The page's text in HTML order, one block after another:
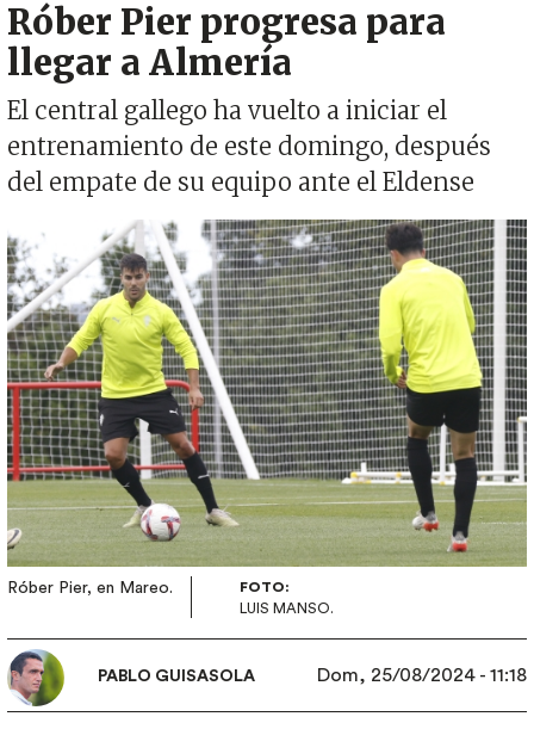
Róber Pier progresa para
llegar a Almería
El central gallego ha vuelto a iniciar el
entrenamiento de este domingo, después
del empate de su equipo ante el Eldense
Imagen
Róber Pier, en Mareo.
FOTO:
LUIS MANSO.
PABLO GUISASOLA Dom, 25/08/2024 - 11:18